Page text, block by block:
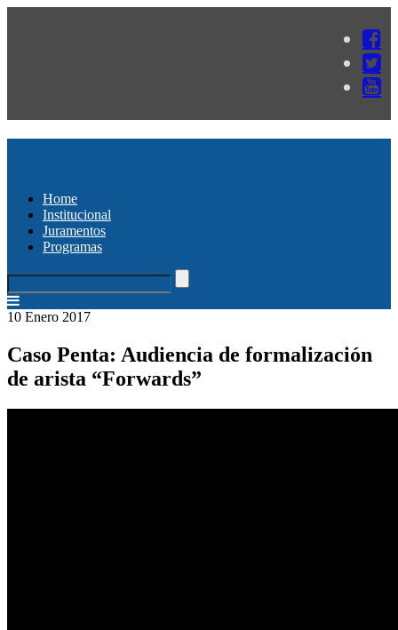
Home
Institucional
Juramentos
Programas
10 Enero 2017
Caso Penta: Audiencia de formalización
de arista “Forwards”